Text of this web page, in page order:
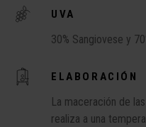
UVA
30% Sangiovese y
ELABORACIÓN
La maceración de
realiza a una